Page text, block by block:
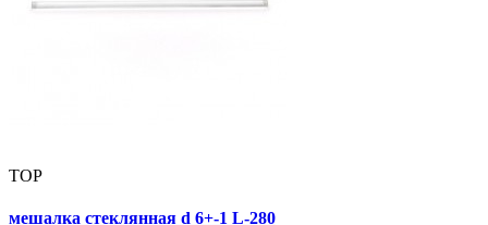
TOP
мешалка стеклянная d 6+-1 L-280